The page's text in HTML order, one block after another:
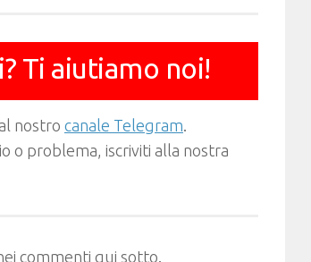
Ti aiutiamo noi!
nostro canale Telegram.
o problema, iscriviti alla nostra
commenti qui sotto.